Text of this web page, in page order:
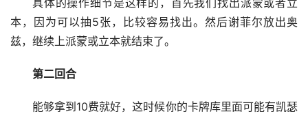
具体的操作细节是这样的，首先我们找出派蒙或者立
本，因为可以抽5张，比较容易找出。然后谢菲尔放出奥
兹，继续上派蒙或立本就结束了。
第二回合
能够拿到10费就好，这时候你的卡牌库里面可能有凯瑟